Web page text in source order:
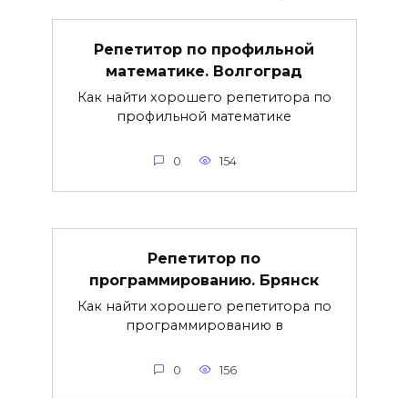
Репетитор по профильной
математике. Волгоград
Как найти хорошего репетитора по
профильной математике
0 154
Репетитор по
программированию. Брянск
Как найти хорошего репетитора по
программированию в
0 156